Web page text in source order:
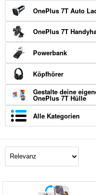
OnePlus 7T Auto
OnePlus 7T
Powerbank
Köpfhörer
Gestalte deine
OnePlus 7T Hülle
Alle Kategorien